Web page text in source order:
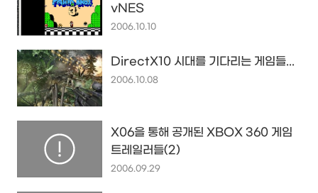
vNES
2006.10.10
DirectX10 시대를 기다리는 게임들...
2006.10.08
X06을 통해 공개된 XBOX 360 게임
트레일러들(2)
2006.09.29